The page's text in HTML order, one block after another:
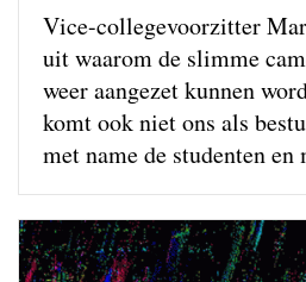
Vice-collegevoorzitter
uit waarom de slimme
weer aangezet kunnen
komt ook niet ons als
met name de studenten en